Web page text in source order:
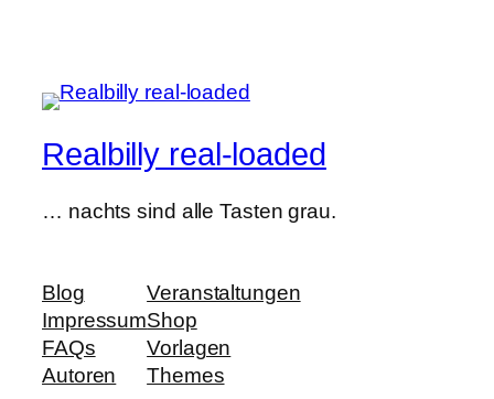
Realbilly real-loaded
… nachts sind alle Tasten grau.
Blog
Impressum
FAQs
Autoren
Veranstaltungen
Shop
Vorlagen
Themes